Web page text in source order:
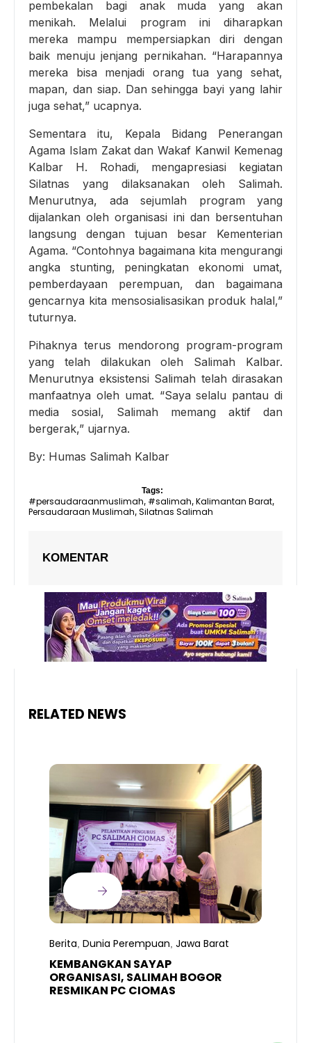
pembekalan bagi anak muda yang akan
menikah. Melalui program ini diharapkan
mereka mampu mempersiapkan diri dengan
baik menuju jenjang pernikahan. “Harapannya
mereka bisa menjadi orang tua yang sehat,
mapan, dan siap. Dan sehingga bayi yang lahir
juga sehat,” ucapnya.
Sementara itu, Kepala Bidang Penerangan
Agama Islam Zakat dan Wakaf Kanwil Kemenag
Kalbar H. Rohadi, mengapresiasi kegiatan
Silatnas yang dilaksanakan oleh Salimah.
Menurutnya, ada sejumlah program yang
dijalankan oleh organisasi ini dan bersentuhan
langsung dengan tujuan besar Kementerian
Agama. “Contohnya bagaimana kita mengurangi
angka stunting, peningkatan ekonomi umat,
pemberdayaan perempuan, dan bagaimana
gencarnya kita mensosialisasikan produk halal,”
tuturnya.
Pihaknya terus mendorong program-program
yang telah dilakukan oleh Salimah Kalbar.
Menurutnya eksistensi Salimah telah dirasakan
manfaatnya oleh umat. “Saya selalu pantau di
media sosial, Salimah memang aktif dan
bergerak,” ujarnya.
By: Humas Salimah Kalbar
Tags:
#persaudaraanmuslimah, #salimah, Kalimantan Barat,
Persaudaraan Muslimah, Silatnas Salimah
KOMENTAR
RELATED NEWS
Berita Dunia Perempuan Jawa Barat
KEMBANGKAN SAYAP
ORGANISASI, SALIMAH BOGOR
RESMIKAN PC CIOMAS